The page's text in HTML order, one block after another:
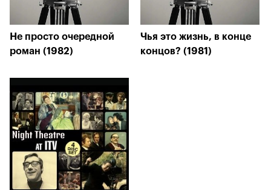
Не просто очередной
роман (1982)
Чья это жизнь, в конце
концов? (1981)